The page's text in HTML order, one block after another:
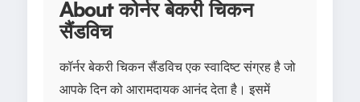
About कोर्नर बेकरी चिकन
सैंडविच
कॉर्नर बेकरी चिकन सैंडविच एक स्वादिष्ट संग्रह है जो
आपके दिन को आरामदायक आनंद देता है। इसमें